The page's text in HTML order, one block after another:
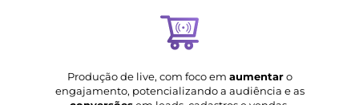
Produção de live, com foco em aumentaro
engajamento, potencializando a audiência e as